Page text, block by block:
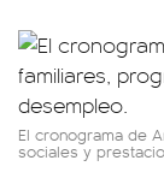
El cronograma de
sociales y